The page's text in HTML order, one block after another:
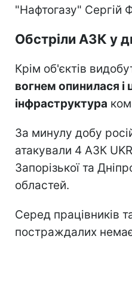
"Нафтогазу" Сергій
Обстріли АЗК у
Крім об'єктів
вогнем опинилася і
інфраструктура
За минулу добу
атакували 4 АЗК
Запорізької та
областей.
Серед працівників
постраждалих